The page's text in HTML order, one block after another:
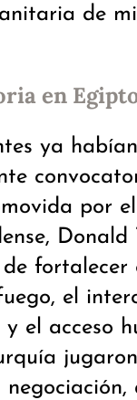
de
en
ya
por
Donald
fortalecer
el
y el acceso
negociación,